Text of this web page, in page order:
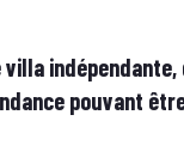
pouvant